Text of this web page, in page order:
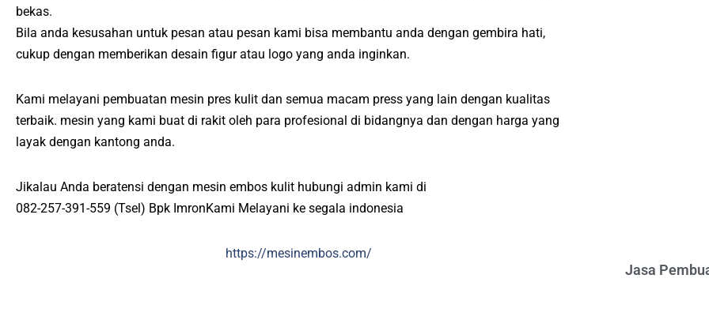
bekas.
Bila anda kesusahan untuk pesan atau pesan kami bisa membantu anda dengan gembira hati,
cukup dengan memberikan desain figur atau logo yang anda inginkan.
Kami melayani pembuatan mesin pres kulit dan semua macam press yang lain dengan kualitas
terbaik. mesin yang kami buat di rakit oleh para profesional di bidangnya dan dengan harga yang
layak dengan kantong anda.
Jikalau Anda beratensi dengan mesin embos kulit hubungi admin kami di
082-257-391-559 (Tsel) Bpk ImronKami Melayani ke segala indonesia
https://mesinembos.com/
Jasa